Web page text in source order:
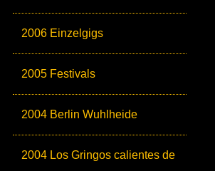
2006 Einzelgigs
2005 Festivals
2004 Berlin Wuhlheide
2004 Los Gringos calientes de